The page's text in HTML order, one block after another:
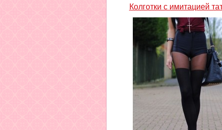
Колготки с имитацией